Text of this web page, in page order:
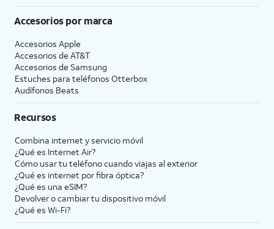
Accesorios por marca
Accesorios Apple
Accesorios de AT&T
Accesorios de Samsung
Estuches para teléfonos Otterbox
Audífonos Beats
Recursos
Combina internet y servicio móvil
¿Qué es Internet Air?
Cómo usar tu teléfono cuando viajas al exterior
¿Qué es internet por fibra óptica?
¿Qué es una eSIM?
Devolver o cambiar tu dispositivo móvil
¿Qué es Wi-Fi?